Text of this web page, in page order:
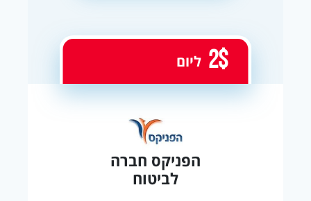
הפניקס חברה
לביטוח
2$ ליום